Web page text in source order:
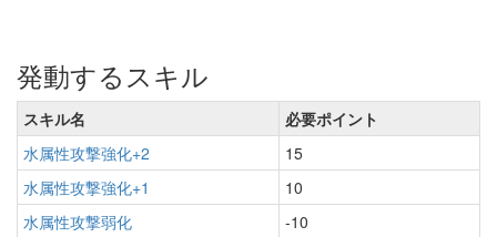
発動するスキル
スキル名
必要ポイント
水属性攻撃強化+2
15
水属性攻撃強化+1
10
水属性攻撃弱化
-10